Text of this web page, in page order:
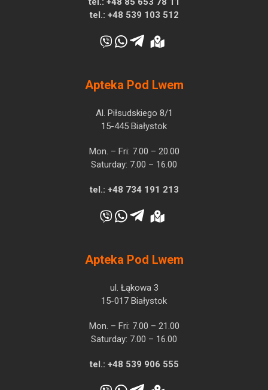
tel.: +48 539 103 512
Apteka Pod Lwem
Al. Piłsudskiego 8/1
15-445 Białystok
Mon. – Fri: 7.00 – 20.00
Saturday: 7.00 – 16.00
tel.: +48 734 191 213
Apteka Pod Lwem
ul. Łąkowa 3
15-017 Białystok
Mon. – Fri: 7.00 – 21.00
Saturday: 7.00 – 16.00
tel.: +48 539 906 555